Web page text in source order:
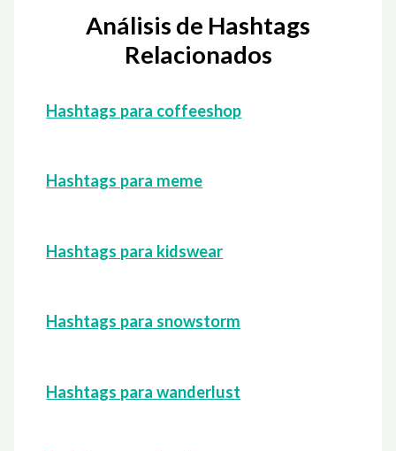
Análisis de Hashtags
Relacionados
Hashtags para coffeeshop
Hashtags para meme
Hashtags para kidswear
Hashtags para snowstorm
Hashtags para wanderlust